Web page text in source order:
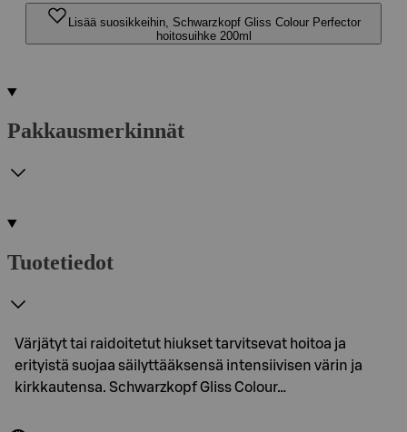
Lisää suosikkeihin, Schwarzkopf Gliss Colour Perfector
hoitosuihke 200ml
Pakkausmerkinnät
Tuotetiedot
Värjätyt tai raidoitetut hiukset tarvitsevat hoitoa ja
erityistä suojaa säilyttääksensä intensiivisen värin ja
kirkkautensa. Schwarzkopf Gliss Colour…